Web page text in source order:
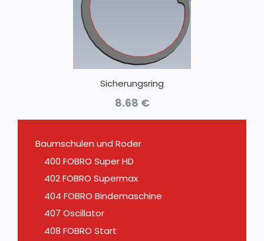
Sicherungsring
8.68 €
Baumschulen und Roder
400 FOBRO Super HD
402 FOBRO Supermax
404 FOBRO Bindemaschine
407 Oscillator
408 FOBRO Start